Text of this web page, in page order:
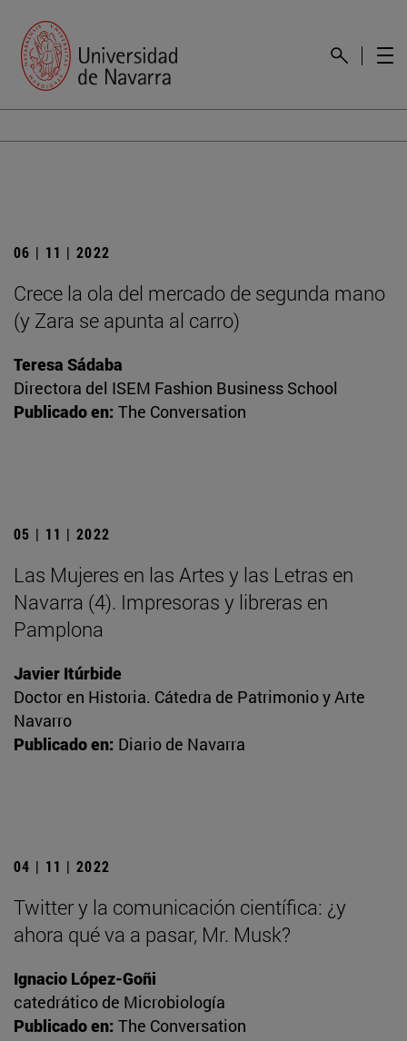
06 | 11 | 2022
Crece la ola del mercado de segunda mano
(y Zara se apunta al carro)
Teresa Sádaba
Directora del ISEM Fashion Business School
Publicado en: The Conversation
05 | 11 | 2022
Las Mujeres en las Artes y las Letras en
Navarra (4). Impresoras y libreras en
Pamplona
Javier Itúrbide
Doctor en Historia. Cátedra de Patrimonio y Arte
Navarro
Publicado en: Diario de Navarra
04 | 11 | 2022
Twitter y la comunicación científica: ¿y
ahora qué va a pasar, Mr. Musk?
Ignacio López-Goñi
catedrático de Microbiología
Publicado en: The Conversation